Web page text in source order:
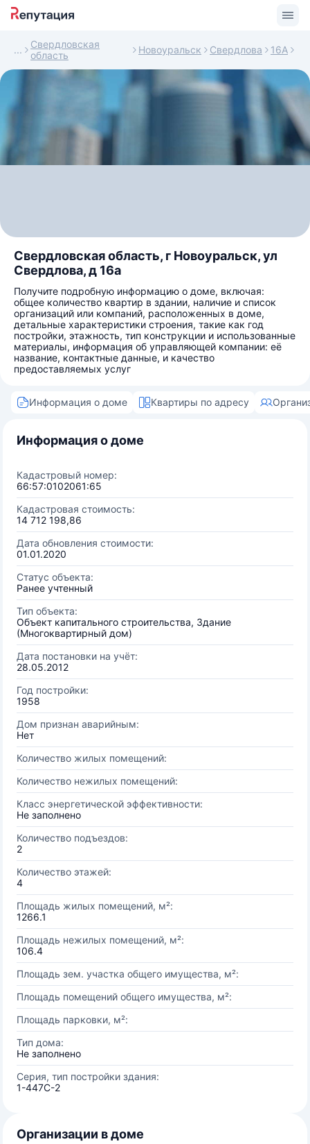
Свердловская
область
Новоуральск Свердлова 16А
Свердловская область, г Новоуральск, ул
Свердлова, д 16а
Получите подробную информацию о доме, включая:
общее количество квартир в здании, наличие и список
организаций или компаний, расположенных в доме,
детальные характеристики строения, такие как год
постройки, этажность, тип конструкции и использованные
материалы, информация об управляющей компании: её
название, контактные данные, и качество
предоставляемых услуг
Информация о доме Квартиры по адресу
Информация о доме
Кадастровый номер:
66:57:0102061:65
Кадастровая стоимость:
14 712 198,86
Дата обновления стоимости:
01.01.2020
Статус объекта:
Ранее учтенный
Тип объекта:
Объект капитального строительства, Здание
(Многоквартирный дом)
Дата постановки на учёт:
28.05.2012
Год постройки:
1958
Дом признан аварийным:
Нет
Количество жилых помещений:
Количество нежилых помещений:
Класс энергетической эффективности:
Не заполнено
Количество подъездов:
2
Количество этажей:
4
Площадь жилых помещений, м²:
1266.1
Площадь нежилых помещений, м²:
106.4
Площадь зем. участка общего имущества, м²:
Площадь помещений общего имущества, м²:
Площадь парковки, м²:
Тип дома:
Не заполнено
Серия, тип постройки здания:
1-447С-2
Организации в доме